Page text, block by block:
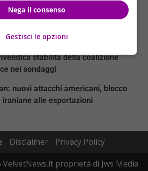
della Truth API
stabilità della coalizione
nei sondaggi
nuovi attacchi americani, blocco
iraniane alle esportazioni
Disclaimer
Privacy Policy
proprietà di Jws Media
Nega il consenso
Gestisci le opzioni